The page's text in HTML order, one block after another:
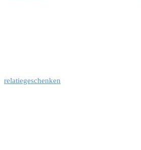
relatiegeschenken